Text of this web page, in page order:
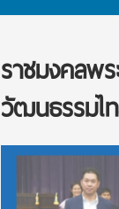
ราชมงคลพ
วัฒนธรรมไ